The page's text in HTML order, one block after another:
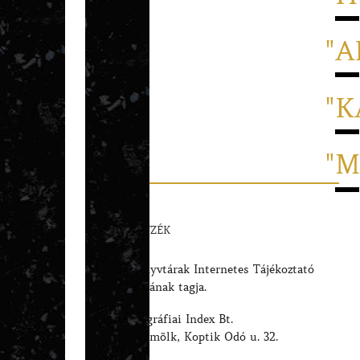
in
kategória
Magyar Könyvtárak Internetes Tájékoztató
Szolgáltatásának tagja.
Magyar Biográfiai Index Bt.
9500 Celldömölk, Koptik Odó u. 32.
ELŐFIZETÉS
FORRÁSJEGYZÉK
AJÁNLÁSOK